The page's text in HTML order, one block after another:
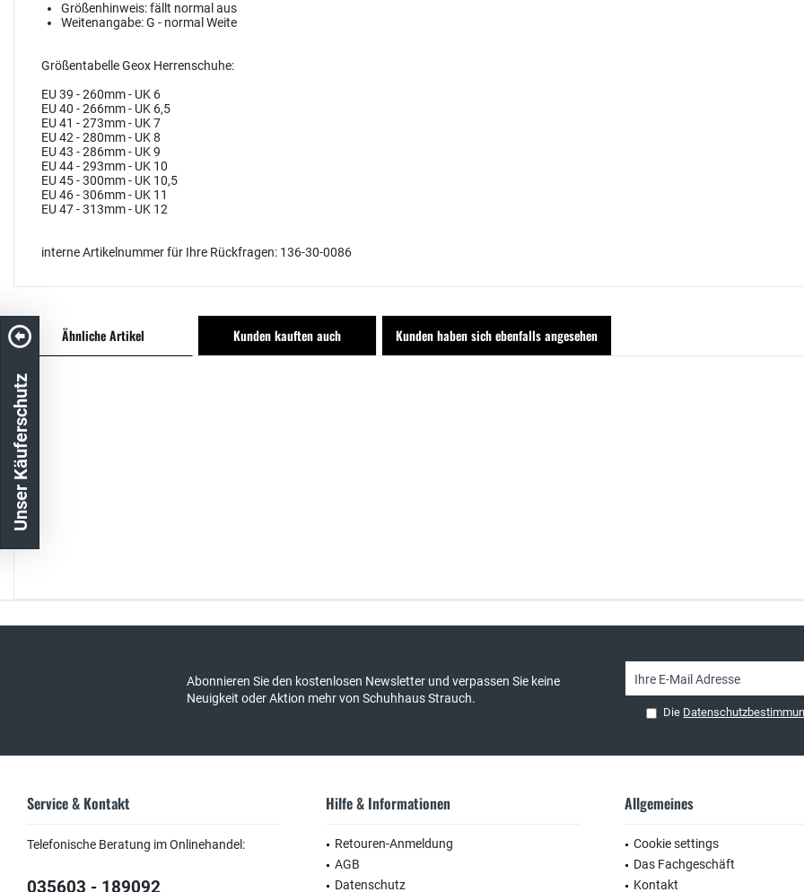
Größenhinweis:fällt normal aus
Weitenangabe:G - normal Weite
Größentabelle Geox Herrenschuhe:
EU 39 - 260mm - UK 6
EU 40 - 266mm - UK 6,5
EU 41 - 273mm - UK 7
EU 42 - 280mm - UK 8
EU 43 - 286mm - UK 9
EU 44 - 293mm - UK 10
EU 45 - 300mm - UK 10,5
EU 46 - 306mm - UK 11
EU 47 - 313mm - UK 12
interne Artikelnummer für Ihre Rückfragen: 136-30-0086
Ähnliche Artikel Kunden kauften auch Kunden haben sich ebenfalls angesehen
Abonnieren Sie den kostenlosen Newsletter und verpassen Sie keine
Neuigkeit oder Aktion mehr von Schuhhaus Strauch.
Die
Service & Kontakt
Telefonische Beratung im Onlinehandel:
035603 - 189092
Hilfe & Informationen
Retouren-Anmeldung
AGB
Datenschutz
Allgemeines
Cookie settings
Das Fachgeschäft
Kontakt
Unser Käuferschutz